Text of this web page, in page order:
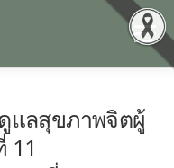
Menu
แลสุขภาพจิตผู้
11